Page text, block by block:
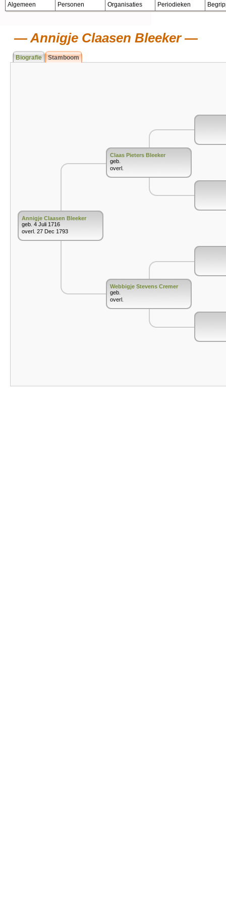
Algemeen Personen Organisaties Periodieken
Annigje Claasen Bleeker
Biografie Stamboom
Annigje Claasen Bleeker
geb. 4 Juli 1716
overl. 27 Dec 1793
Claas Pieters Bleeker
geb.
overl.
Webbigje Stevens Cremer
geb.
overl.